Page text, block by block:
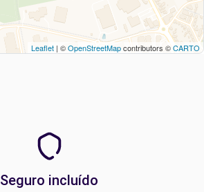
Leaflet | ©OpenStreetMapcontributors ©CARTO
Seguro incluído